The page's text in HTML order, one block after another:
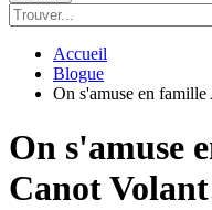
Accueil
Blogue
On s'amuse en
On s'amuse
Canot